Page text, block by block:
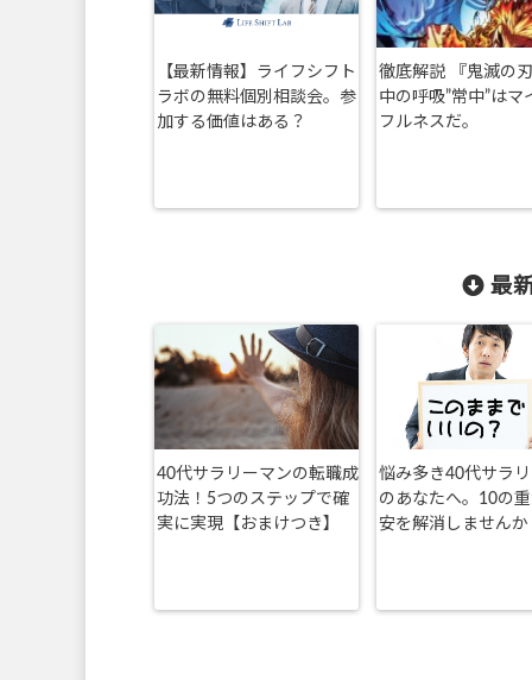
【最新情報】ライフシフト
ラボの無料個別相談会。参
加する価値はある？
徹底解説 『鬼滅の
中の呼吸”常中”はマ
フルネスだ。
最
40代サラリーマンの転職成
功法！5つのステップで確
実に実現【おまけつき】
悩み多き40代サラ
のあなたへ。10の
安を解消しませんか